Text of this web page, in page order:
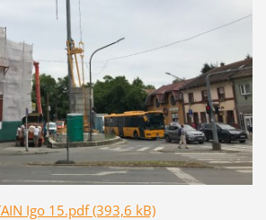
Igo 15.pdf (393,6 kB)